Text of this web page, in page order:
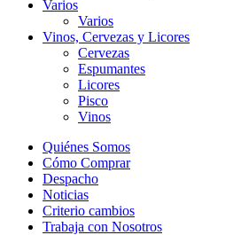
Varios
Varios
Vinos, Cervezas y Licores
Cervezas
Espumantes
Licores
Pisco
Vinos
Quiénes Somos
Cómo Comprar
Despacho
Noticias
Criterio cambios
Trabaja con Nosotros